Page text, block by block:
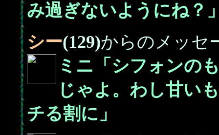
み過ぎないようにね？
シー(129)からのメッセ
ミニ「シフォンの
じゃよ。わし甘い
チる割に」